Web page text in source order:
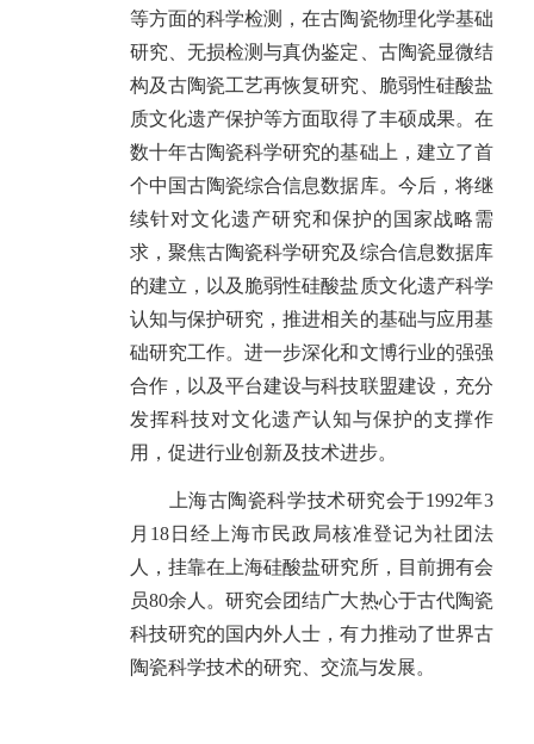
等方面的科学检测，在古陶瓷物理化学基础
研究、无损检测与真伪鉴定、古陶瓷显微结
构及古陶瓷工艺再恢复研究、脆弱性硅酸盐
质文化遗产保护等方面取得了丰硕成果。在
数十年古陶瓷科学研究的基础上，建立了首
个中国古陶瓷综合信息数据库。今后，将继
续针对文化遗产研究和保护的国家战略需
求，聚焦古陶瓷科学研究及综合信息数据库
的建立，以及脆弱性硅酸盐质文化遗产科学
认知与保护研究，推进相关的基础与应用基
础研究工作。进一步深化和文博行业的强强
合作，以及平台建设与科技联盟建设，充分
发挥科技对文化遗产认知与保护的支撑作
用，促进行业创新及技术进步。
上海古陶瓷科学技术研究会于1992年3
月18日经上海市民政局核准登记为社团法
人，挂靠在上海硅酸盐研究所，目前拥有会
员80余人。研究会团结广大热心于古代陶瓷
科技研究的国内外人士，有力推动了世界古
陶瓷科学技术的研究、交流与发展。